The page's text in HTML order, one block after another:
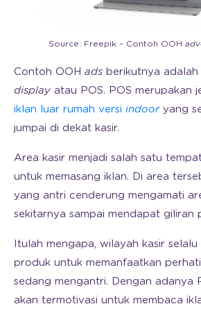
Source: Freepik – Contoh OOH
Contoh OOH ads berikutnya adalah
display atau POS. POS merupakan
iklan luar rumah versi indooryang
jumpai di dekat kasir.
Area kasir menjadi salah satu
untuk memasang iklan. Di area
yang antri cenderung mengamati
sekitarnya sampai mendapat giliran
Itulah mengapa, wilayah kasir selalu
produk untuk memanfaatkan
sedang mengantri. Dengan adanya
akan termotivasi untuk membaca